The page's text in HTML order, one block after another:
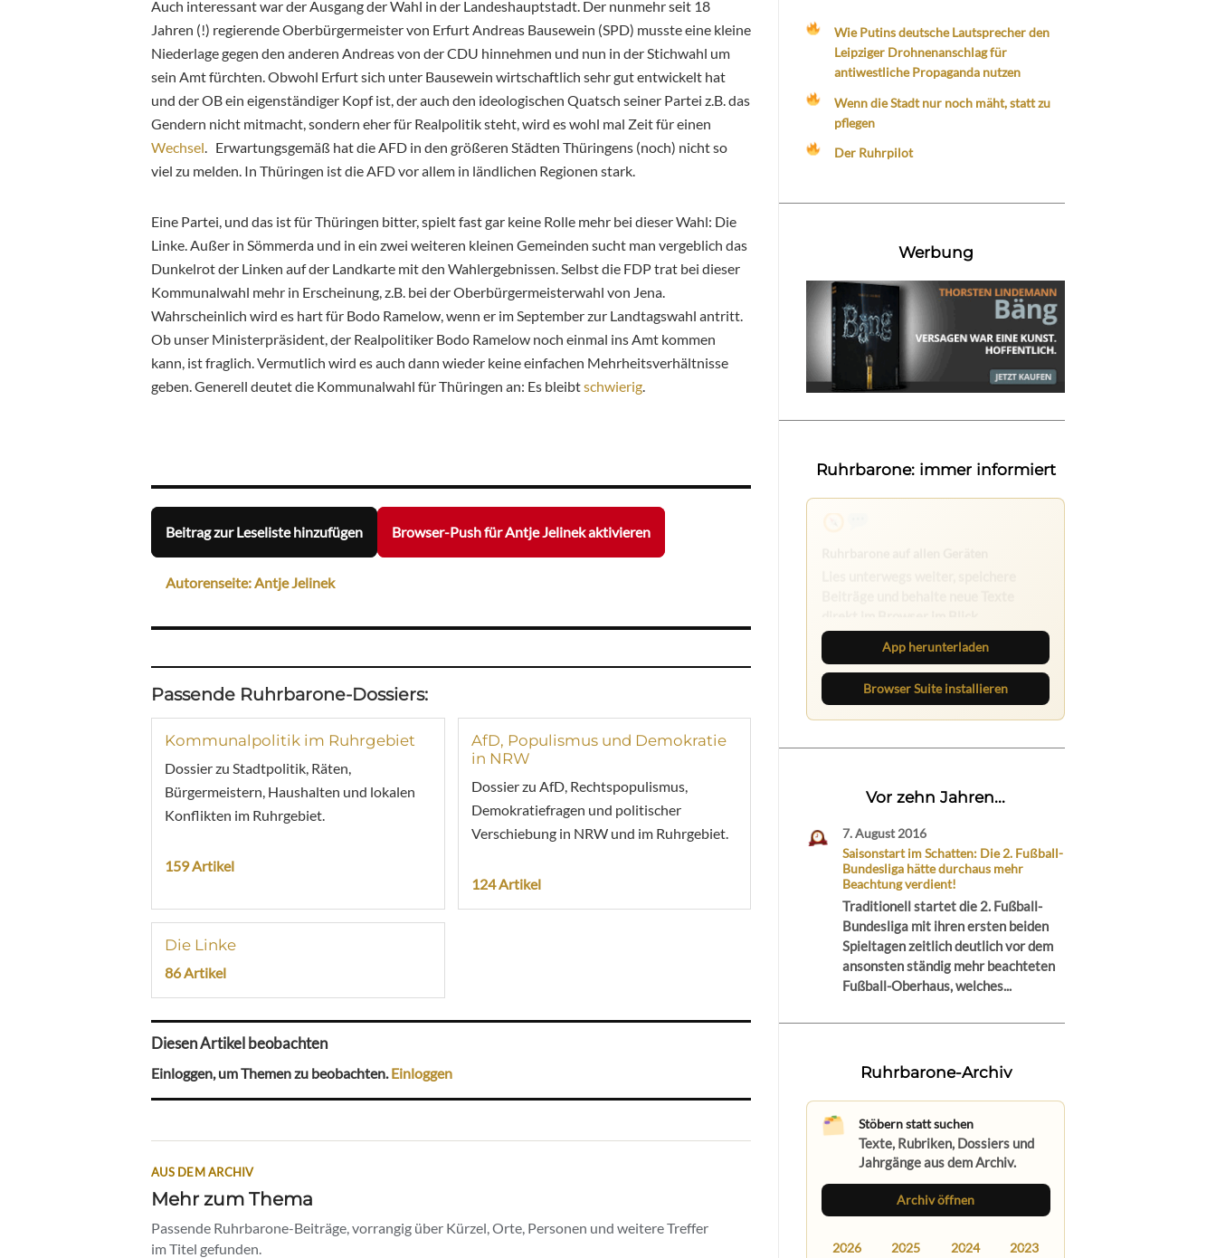
Auch interessant war der Ausgang der Wahl in der Landeshauptstadt. Der nunmehr seit 18
Jahren (!) regierende Oberbürgermeister von Erfurt Andreas Bausewein (SPD) musste eine kleine
Niederlage gegen den anderen Andreas von der CDU hinnehmen und nun in der Stichwahl um
sein Amt fürchten. Obwohl Erfurt sich unter Bausewein wirtschaftlich sehr gut entwickelt hat
und der OB ein eigenständiger Kopf ist, der auch den ideologischen Quatsch seiner Partei z.B. das
Gendern nicht mitmacht, sondern eher für Realpolitik steht, wird es wohl mal Zeit für einen
Wechsel . Erwartungsgemäß hat die AFD in den größeren Städten Thüringens (noch) nicht so
viel zu melden. In Thüringen ist die AFD vor allem in ländlichen Regionen stark.
Eine Partei, und das ist für Thüringen bitter, spielt fast gar keine Rolle mehr bei dieser Wahl: Die
Linke. Außer in Sömmerda und in ein zwei weiteren kleinen Gemeinden sucht man vergeblich das
Dunkelrot der Linken auf der Landkarte mit den Wahlergebnissen. Selbst die FDP trat bei dieser
Kommunalwahl mehr in Erscheinung, z.B. bei der Oberbürgermeisterwahl von Jena.
Wahrscheinlich wird es hart für Bodo Ramelow, wenn er im September zur Landtagswahl antritt.
Ob unser Ministerpräsident, der Realpolitiker Bodo Ramelow noch einmal ins Amt kommen
kann, ist fraglich. Vermutlich wird es auch dann wieder keine einfachen Mehrheitsverhältnisse
geben. Generell deutet die Kommunalwahl für Thüringen an: Es bleibtschwierig
Beitrag zur Leseliste hinzufügen Browser-Push für Antje Jelinek aktivieren
Autorenseite: Antje Jelinek
Passende Ruhrbarone-Dossiers:
Kommunalpolitik im Ruhrgebiet
Dossier zu Stadtpolitik, Räten,
Bürgermeistern, Haushalten und lokalen
Konflikten im Ruhrgebiet.
159 Artikel
AfD, Populismus und Demokratie
in NRW
Dossier zu AfD, Rechtspopulismus,
Demokratiefragen und politischer
Verschiebung in NRW und im Ruhrgebiet.
124 Artikel
Die Linke
86 Artikel
Diesen Artikel beobachten
Einloggen, um Themen zu beobachten.Einloggen
AUS DEM ARCHIV
Mehr zum Thema
Passende Ruhrbarone-Beiträge, vorrangig über Kürzel, Orte, Personen und weitere Treffer
im Titel gefunden.
Wie Putins deutsche Lautsprecher den
Leipziger Drohnenanschlag für
antiwestliche Propaganda nutzen
Wenn die Stadt nur noch mäht, statt zu
pflegen
Der Ruhrpilot
Werbung
Ruhrbarone: immer informiert
dich am Desktop auf dem Laufenden.
App herunterladen
Browser Suite installieren
Vor zehn Jahren...
7. August 2016
Saisonstart im Schatten: Die 2. Fußball-
Bundesliga hätte durchaus mehr
Beachtung verdient!
Traditionell startet die 2. Fußball-
Bundesliga mit ihren ersten beiden
Spieltagen zeitlich deutlich vor dem
ansonsten ständig mehr beachteten
Fußball-Oberhaus, welches...
Ruhrbarone-Archiv
Stöbern statt suchen
Texte, Rubriken, Dossiers und
Jahrgänge aus dem Archiv.
Archiv öffnen
2026 2025 2024 2023